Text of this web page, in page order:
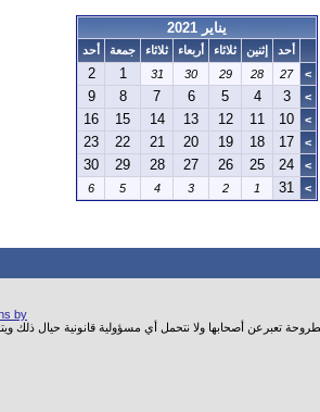
يناير 2021
أحد إثنين ثلاثاء أربعاء ثلاثاء جمعة
أحد
>
27
28
29
30
31
1
2
>
3
4
5
6
7
8
9
>
10
11
12
13
14
15
16
>
17
18
19
20
21
22
23
>
24
25
26
27
28
29
30
>
31
1
2
3
4
5
6
by
تعبرعن أصحابها ولا نتحمل أي مسؤولية قانونية حيال